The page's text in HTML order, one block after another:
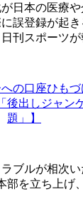
日本の医療
誤登録が起
刊スポーツが
の口座ひも
後出しジャン
題」】
ブルが相次
部を立ち上げ